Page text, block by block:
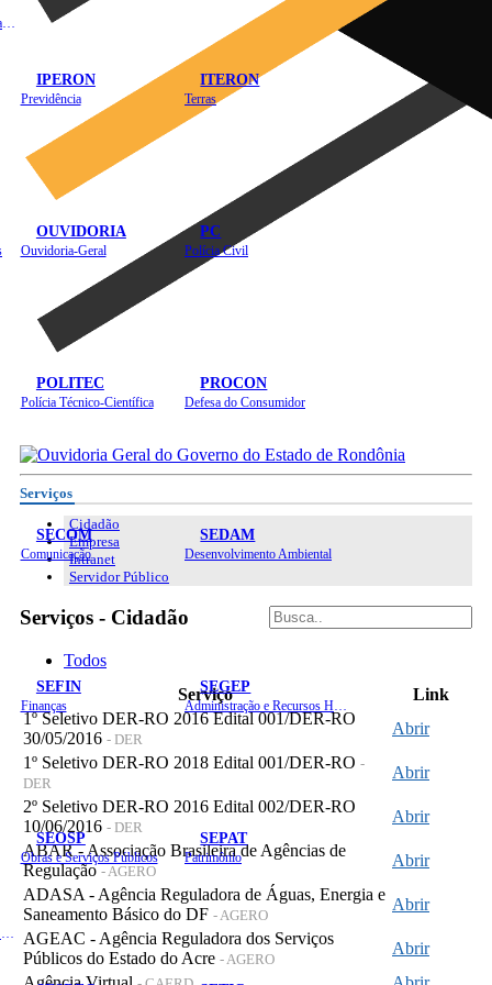
IPERON
Previdência
ITERON
Terras
OUVIDORIA
Ouvidoria-Geral
PC
Polícia Civil
POLITEC
Polícia Técnico-Científica
PROCON
Defesa do Consumidor
SECOM
Comunicação
SEDAM
Desenvolvimento Ambiental
SEFIN
Finanças
SEGEP
SEOSP
Obras e Serviços Públicos
SEPAT
Patrimônio
Serviços
Cidadão
Empresa
Intranet
Servidor Público
Serviços - Cidadão
Todos
Serviço
Link
1º Seletivo DER-RO 2016 Edital 001/DER-RO
30/05/2016 - DER
Abrir
1º Seletivo DER-RO 2018 Edital 001/DER-RO -
DER
Abrir
2º Seletivo DER-RO 2016 Edital 002/DER-RO
10/06/2016 - DER
Abrir
ABAR - Associação Brasileira de Agências de
Regulação- AGERO
Abrir
ADASA - Agência Reguladora de Águas, Energia e
Saneamento Básico do DF - AGERO
Abrir
AGEAC - Agência Reguladora dos Serviços
Públicos do Estado do Acre - AGERO
Abrir